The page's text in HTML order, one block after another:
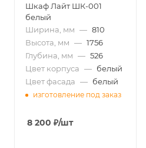
Шкаф Лайт ШК-001
белый
Ширина, мм — 810
Высота, мм — 1756
Глубина, мм — 526
Цвет корпуса — белый
Цвет фасада — белый
изготовление под заказ
8 200 ₽/шт